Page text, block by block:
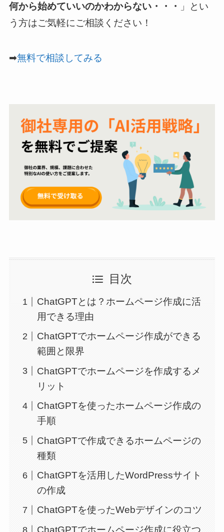
何から始めていいのかわからない・・・
」とい
う方はご気軽にご相談ください！
➡無料で相談してみる
目次
ChatGPTとは？ホームページ作成に活
用できる理由
ChatGPTでホームページ作成ができる
範囲と限界
ChatGPTでホームページを作成するメ
リット
ChatGPTを使ったホームページ作成の
手順
ChatGPTで作成できるホームページの
種類
ChatGPTを活用したWordPressサイト
の作成
ChatGPTを使ったWebデザインのコツ
ChatGPTでホームページ作成に役立つ